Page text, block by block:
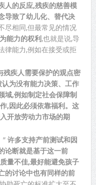
人的反应,残疾的慈善模
导致了幼儿化、替代决
尽相同,但最常见的情况
能力的权利,也就是说,导
律能力,例如在接受或拒
残疾人需要保护的观点密
为没有能力决策、工作
域,例如制定社会保障制
,因此必须依靠福利。这
开放劳动力市场的期
” 许多支持产前测试和因
论断就是基于这一前
量不佳,最好能避免孩子
的讨论中也有同样的前